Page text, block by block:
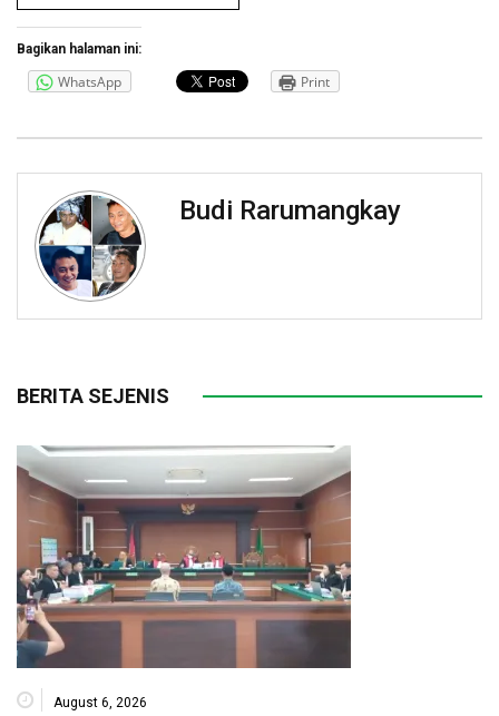
Bagikan halaman ini:
WhatsApp Print
Budi Rarumangkay
BERITA SEJENIS
August 6, 2026